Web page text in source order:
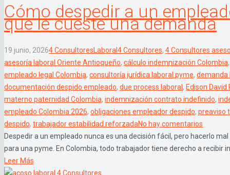
Cómo despedir a un
que le cueste una demanda
19 junio, 20264 Consultores Laboral 4 Consultores, 4 Consultores
asesoría laboral Oriente Antioqueño, cálculo indemnización Colombia,
empleado legal Colombia, consultoría jurídica laboral pyme, demanda
documentación despido empleado, due process laboral , Edison
materno paternidad Colombia, indemnización contrato indefinido,
empleado Colombia 2026, obligaciones empleador despido, preaviso
despido, trabajador estabilidad reforzadaNo hay comentarios
Despedir a un empleado nunca es una decisión fácil, pero hacerlo
para una pyme. En Colombia, todo trabajador tiene derecho a recibir
Leer Más